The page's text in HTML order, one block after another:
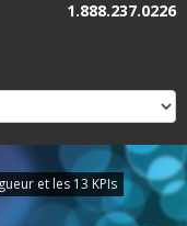
1.888.237.0226
et les 13 KPIs